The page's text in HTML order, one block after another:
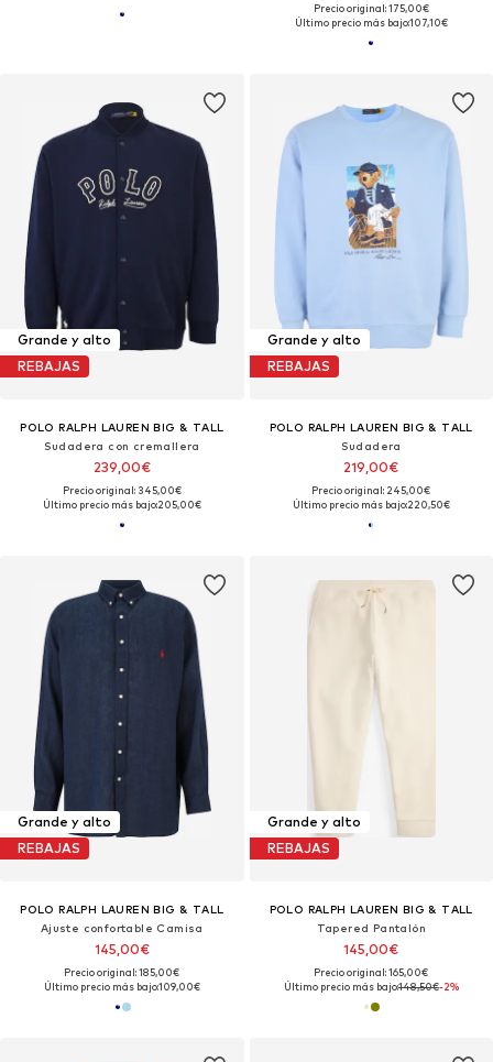
Precio original: 175,00€
Último precio más bajo:107,10€
Grande y alto
REBAJAS
POLO RALPH LAUREN BIG & TALL
Sudadera con cremallera
239,00€
Precio original: 345,00€
Último precio más bajo:205,00€
Grande y alto
REBAJAS
POLO RALPH LAUREN BIG & TALL
Sudadera
219,00€
Precio original: 245,00€
Último precio más bajo:220,50€
Grande y alto
REBAJAS
POLO RALPH LAUREN BIG & TALL
Ajuste confortable Camisa
145,00€
Precio original: 185,00€
Último precio más bajo:109,00€
Grande y alto
REBAJAS
POLO RALPH LAUREN BIG & TALL
Tapered Pantalón
145,00€
Precio original: 165,00€
Último precio más bajo:148,50€-2%